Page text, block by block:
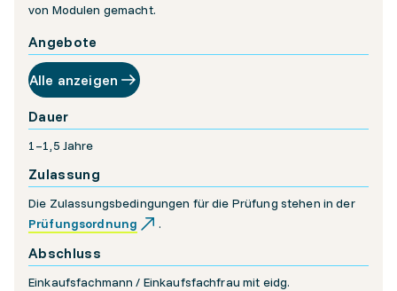
von Modulen gemacht.
Angebote
Alle anzeigen
Dauer
1–1,5 Jahre
Zulassung
Die Zulassungsbedingungen für die Prüfung stehen in der
Prüfungsordnung
.
Abschluss
Einkaufsfachmann / Einkaufsfachfrau mit eidg.